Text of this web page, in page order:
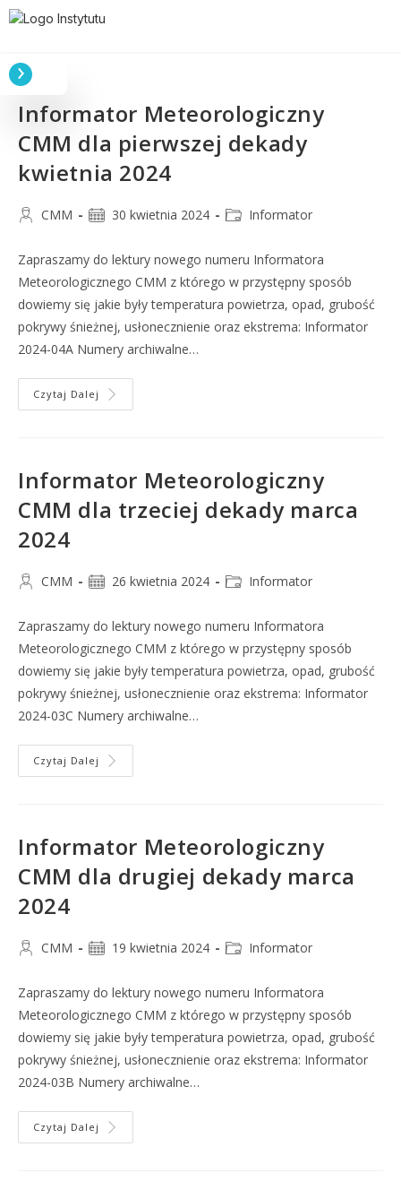
Informator Meteorologiczny
CMM dla pierwszej dekady
kwietnia 2024
CMM 30 kwietnia 2024 Informator
Zapraszamy do lektury nowego numeru Informatora
Meteorologicznego CMM z którego w przystępny sposób
dowiemy się jakie były temperatura powietrza, opad, grubość
pokrywy śnieżnej, usłonecznienie oraz ekstrema: Informator
2024-04A Numery archiwalne…
Czytaj Dalej
Informator Meteorologiczny
CMM dla trzeciej dekady marca
2024
CMM 26 kwietnia 2024 Informator
Zapraszamy do lektury nowego numeru Informatora
Meteorologicznego CMM z którego w przystępny sposób
dowiemy się jakie były temperatura powietrza, opad, grubość
pokrywy śnieżnej, usłonecznienie oraz ekstrema: Informator
2024-03C Numery archiwalne…
Czytaj Dalej
Informator Meteorologiczny
CMM dla drugiej dekady marca
2024
CMM 19 kwietnia 2024 Informator
Zapraszamy do lektury nowego numeru Informatora
Meteorologicznego CMM z którego w przystępny sposób
dowiemy się jakie były temperatura powietrza, opad, grubość
pokrywy śnieżnej, usłonecznienie oraz ekstrema: Informator
2024-03B Numery archiwalne…
Czytaj Dalej